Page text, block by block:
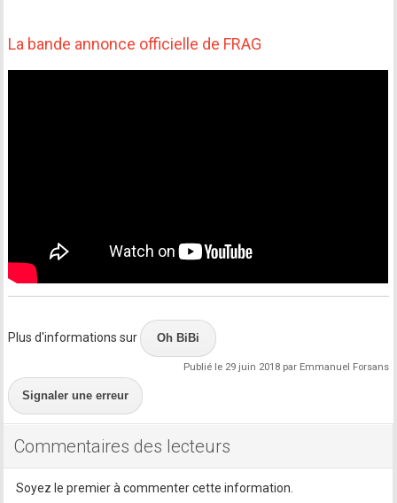
La bande annonce officielle de FRAG
Plus d'informations sur Oh BiBi
Publié le 29 juin 2018 par Emmanuel Forsans
Signaler une erreur
Commentaires des lecteurs
Soyez le premier à commenter cette information.